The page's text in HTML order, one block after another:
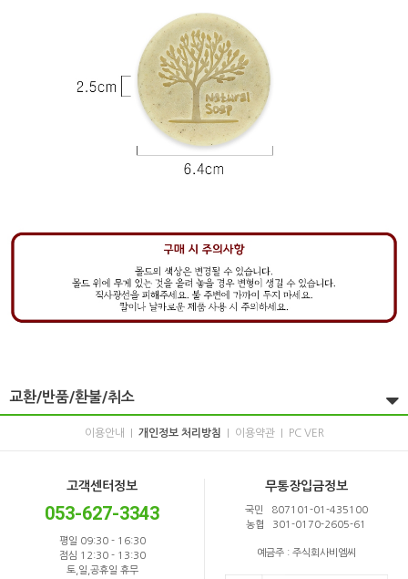
교환/반품/환불/취소
이용안내 개인정보 처리방침 이용약관 PC VER
고객센터정보
053-627-3343
평일 09:30 - 16:30
점심 12:30 - 13:30
토,일,공휴일 휴무
무통장입금정보
국민 807101-01-435100
농협 301-0170-2605-61
예금주 : 주식회사비엠씨